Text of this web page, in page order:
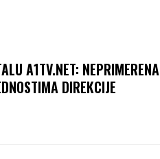
A1TV.NET: NEPRIMERENA
DIREKCIJE